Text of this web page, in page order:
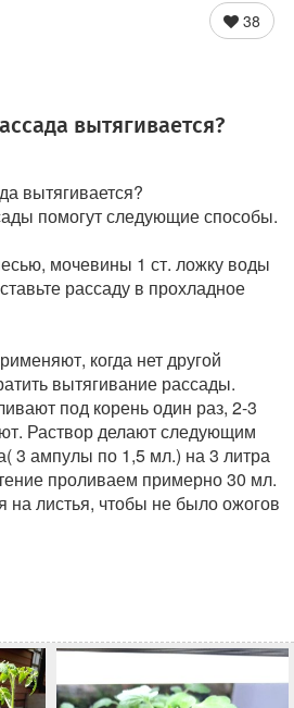
38
вытягивается?
вытягивается?
помогут следующие способы.
мочевины 1 ст. ложку воды
рассаду в прохладное
когда нет другой
вытягивание рассады.
под корень один раз, 2-3
Раствор делают следующим
3 ампулы по 1,5 мл.) на 3 литра
проливаем примерно 30 мл.
на листья, чтобы не было ожогов